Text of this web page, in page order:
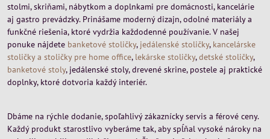
stolmi, skriňami, nábytkom a doplnkami pre domácnosti, kancelárie
aj gastro prevádzky. Prinášame moderný dizajn, odolné materiály a
funkčné riešenia, ktoré vydržia každodenné používanie. V našej
ponuke nájdete banketové stoličky, jedálenské stoličky, kancelárske
stoličky a stoličky pre home office, lekárske stoličky,detské stoličky,
banketové stoly, jedálenské stoly, drevené skrine, postele aj praktické
doplnky, ktoré dotvoria každý interiér.
Dbáme na rýchle dodanie, spoľahlivý zákaznícky servis a férové ceny.
Každý produkt starostlivo vyberáme tak, aby spĺňal vysoké nároky na